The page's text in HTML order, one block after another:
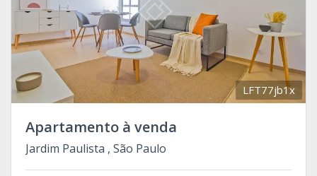
LFT77jb1x
Apartamento à venda
Jardim Paulista , São Paulo